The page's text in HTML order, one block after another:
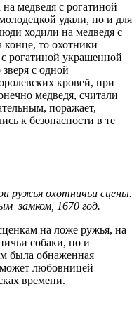
медведя с рогатиной
удали, но и для
ходили на медведя с
то охотники
рогатиной украшенной
с одной
кровей, при
медведя, считали
поражает,
к безопасности в те
ружья охотничьи сцены.
замком, 1670 год.
на ложе ружья, на
собаки, но и
была обнаженная
любовницей –
времени.